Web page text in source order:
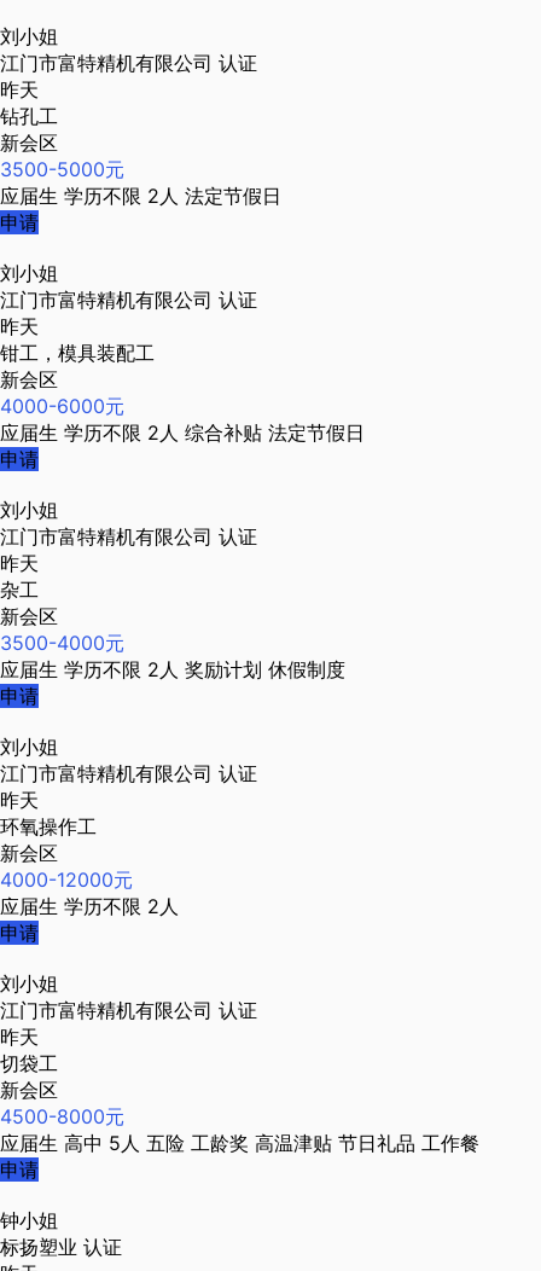
刘小姐
江门市富特精机有限公司 认证
昨天
钻孔工
新会区
3500-5000元
应届生 学历不限 2人 法定节假日
申请
刘小姐
江门市富特精机有限公司 认证
昨天
钳工，模具装配工
新会区
4000-6000元
应届生 学历不限 2人 综合补贴 法定节假日
申请
刘小姐
江门市富特精机有限公司 认证
昨天
杂工
新会区
3500-4000元
应届生 学历不限 2人 奖励计划 休假制度
申请
刘小姐
江门市富特精机有限公司 认证
昨天
环氧操作工
新会区
4000-12000元
应届生 学历不限 2人
申请
刘小姐
江门市富特精机有限公司 认证
昨天
切袋工
新会区
4500-8000元
应届生 高中 5人 五险 工龄奖 高温津贴 节日礼品 工作餐
申请
钟小姐
标扬塑业 认证